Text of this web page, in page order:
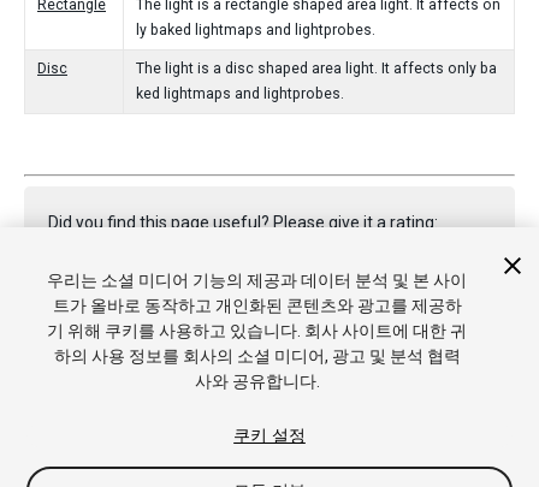
Rectangle
The light is a rectangle shaped area light. It affects on
ly baked lightmaps and lightprobes.
Disc
The light is a disc shaped area light. It affects only ba
ked lightmaps and lightprobes.
Did you find this page useful? Please give it a rating:
Report a problem on this page
우리는 소셜 미디어 기능의 제공과 데이터 분석 및 본 사이
트가 올바로 동작하고 개인화된 콘텐츠와 광고를 제공하
기 위해 쿠키를 사용하고 있습니다. 회사 사이트에 대한 귀
하의 사용 정보를 회사의 소셜 미디어, 광고 및 분석 협력
사와 공유합니다.
쿠키 설정